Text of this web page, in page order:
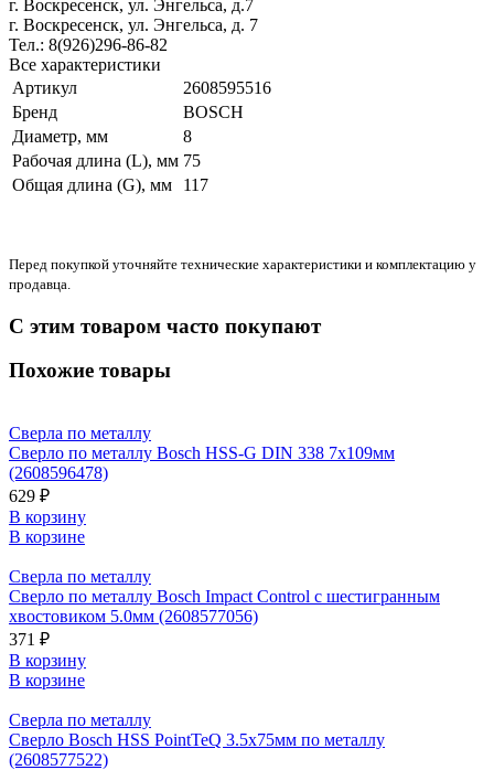
г. Воскресенск, ул. Энгельса, д.7
г. Воскресенск, ул. Энгельса, д. 7
Тел.: 8(926)296-86-82
Все характеристики
Артикул
2608595516
Бренд
BOSCH
Диаметр, мм
8
Рабочая длина (L), мм 75
Общая длина (G), мм
117
Перед покупкой уточняйте технические характеристики и комплектацию у
продавца.
С этим товаром часто покупают
Похожие товары
Сверла по металлу
Сверло по металлу Bosch HSS-G DIN 338 7х109мм
(2608596478)
629 ₽
В корзину
В корзине
Сверла по металлу
Сверло по металлу Bosch Impact Control с шестигранным
хвостовиком 5.0мм (2608577056)
371 ₽
В корзину
В корзине
Сверла по металлу
Сверло Bosch HSS PointTeQ 3.5х75мм по металлу
(2608577522)